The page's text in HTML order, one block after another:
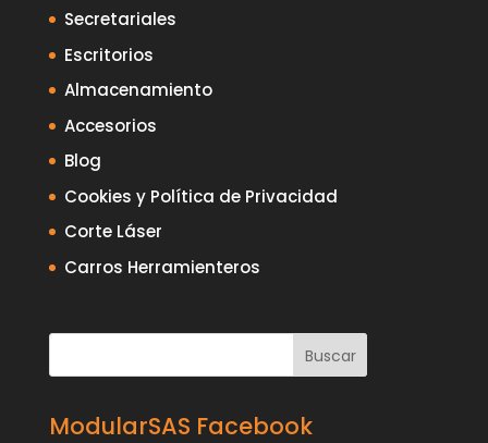
Secretariales
Escritorios
Almacenamiento
Accesorios
Blog
Cookies y Política de Privacidad
Corte Láser
Carros Herramienteros
ModularSAS Facebook